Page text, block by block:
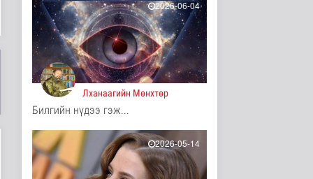
11 цаг 52 минутын өмнө
Иргэд: Хичээлийн
хэрэгслийн үнэ багагүй
нэмэгдсэ..
Нийгэм
11 цаг 55 минутын өмнө
Турк, Саудын Араб,
батлан хамгаа..
Дэлхийд
11 цаг 59 минутын өмнө
2026-06-04
Лханаагийн Мөнхтөр
Билгийн нүдээ гэж...
2026-05-14